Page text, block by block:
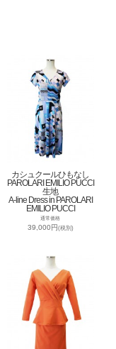
カシュクールひもなし
PAROLARI EMILIO PUCCI
生地
A-line Dress in PAROLARI
EMILIO PUCCI
通常価格
39,000円(税別)